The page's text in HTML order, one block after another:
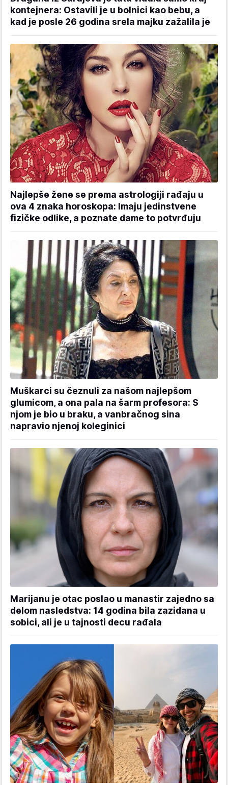
kontejnera: Ostavili je u bolnici kao bebu, a
kad je posle 26 godina srela majku zažalila je
Najlepše žene se prema astrologiji rađaju u
ova 4 znaka horoskopa: Imaju jedinstvene
fizičke odlike, a poznate dame to potvrđuju
Muškarci su čeznuli za našom najlepšom
glumicom, a ona pala na šarm profesora: S
njom je bio u braku, a vanbračnog sina
napravio njenoj koleginici
Marijanu je otac poslao u manastir zajedno sa
delom nasledstva: 14 godina bila zazidana u
sobici, ali je u tajnosti decu rađala